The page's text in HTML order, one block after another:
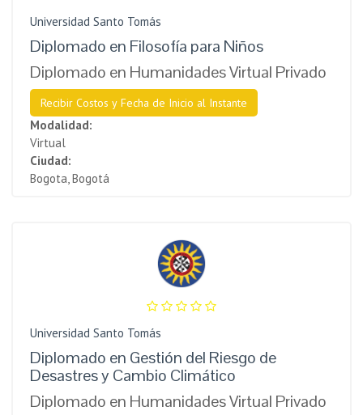
Universidad Santo Tomás
Diplomado en Filosofía para Niños
Diplomado en Humanidades Virtual Privado
Recibir Costos y Fecha de Inicio al Instante
Modalidad:
Virtual
Ciudad:
Bogota, Bogotá
Universidad Santo Tomás
Diplomado en Gestión del Riesgo de
Desastres y Cambio Climático
Diplomado en Humanidades Virtual Privado